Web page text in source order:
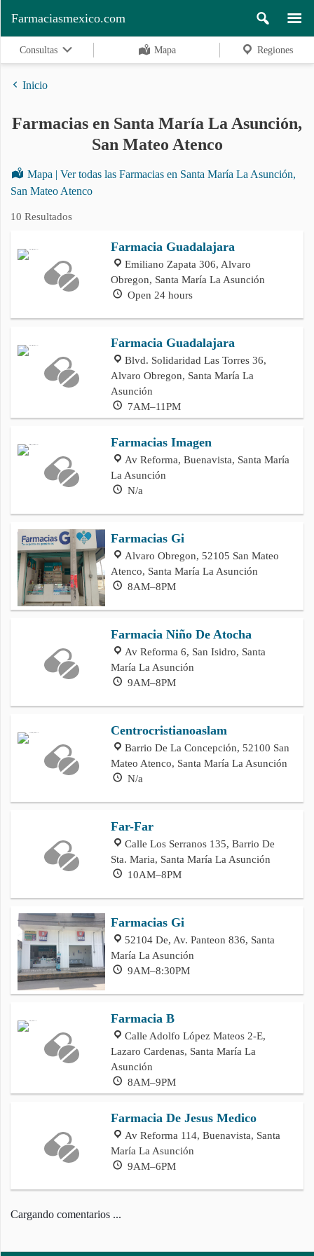
Regiones
Farmaciasmexico.com
Consultas Mapa Regiones
Inicio
Farmacias en Santa María La Asunción,
San Mateo Atenco
Mapa | Ver todas las Farmacias en Santa María La Asunción,
San Mateo Atenco
10 Resultados
Farmacia Guadalajara
Emiliano Zapata 306, Alvaro
Obregon, Santa María La Asunción
Open 24 hours
Farmacia Guadalajara
Blvd. Solidaridad Las Torres 36,
Alvaro Obregon, Santa María La
Asunción
7AM–11PM
Farmacias Imagen
Av Reforma, Buenavista, Santa María
La Asunción
N/a
Farmacias Gi
Alvaro Obregon, 52105 San Mateo
Atenco, Santa María La Asunción
8AM–8PM
Farmacia Niño De Atocha
Av Reforma 6, San Isidro, Santa
María La Asunción
9AM–8PM
Centrocristianoaslam
Barrio De La Concepción, 52100 San
Mateo Atenco, Santa María La Asunción
N/a
Far-Far
Calle Los Serranos 135, Barrio De
Sta. Maria, Santa María La Asunción
10AM–8PM
Farmacias Gi
52104 De, Av. Panteon 836, Santa
María La Asunción
9AM–8:30PM
Farmacia B
Calle Adolfo López Mateos 2-E,
Lazaro Cardenas, Santa María La
Asunción
8AM–9PM
Farmacia De Jesus Medico
Av Reforma 114, Buenavista, Santa
María La Asunción
9AM–6PM
Cargando comentarios ...